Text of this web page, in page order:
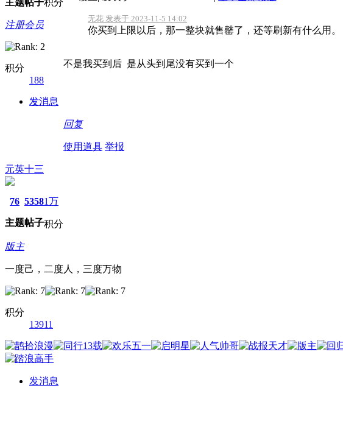
注册会员
积分
188
发消息
无花 发表于 2023-11-5 14:02
你买到上限以后，那一整块就售罄了，还等刷新有什么用。
不是我买到后 是从头到尾没有买到一个
回复
使用道具 举报
元英十三
76
主题
5358
帖子
1万
积分
版主
一度己，二度人，三度万物
积分
13911
发消息